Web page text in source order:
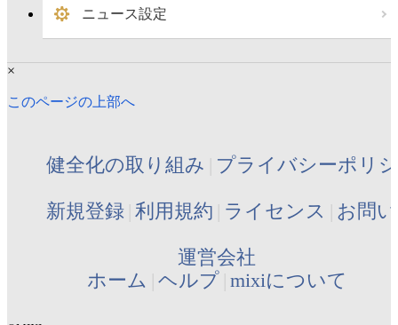
ニュース設定
×
このページの上部へ
健全化の取り組み プライバシーポリ
新規登録 利用規約 ライセンス お問
運営会社
ホーム ヘルプ mixiについて